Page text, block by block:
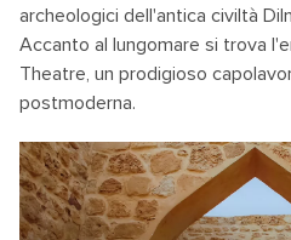
archeologici dell'antica civiltà
Accanto al lungomare si trova
Theatre, un prodigioso
postmoderna.